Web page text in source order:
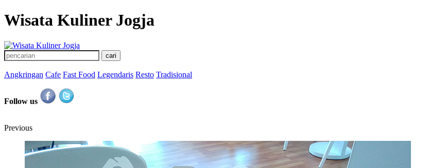
Wisata Kuliner Jogja
Angkringan Cafe Fast Food Legendaris Resto Tradisional
Follow us
Previous